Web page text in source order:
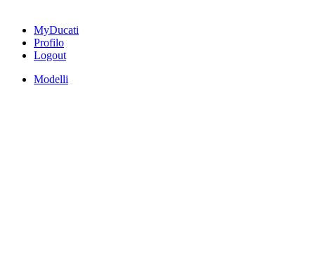
MyDucati
Profilo
Logout
Modelli